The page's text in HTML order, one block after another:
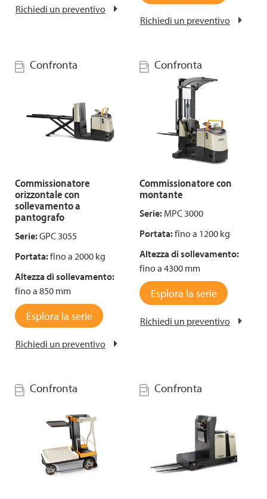
Richiedi un preventivo
Richiedi un preventivo
Confronta
Commissionatore
orizzontale con
sollevamento a
pantografo
Serie:GPC 3055
Portata:fino a 2000 kg
Altezza di sollevamento:
fino a 850 mm
Esplora la serie
Richiedi un preventivo
Confronta
Commissionatore con
montante
Serie: MPC 3000
Portata:fino a 1200 kg
Altezza di sollevamento:
fino a 4300 mm
Esplora la serie
Richiedi un preventivo
Confronta Confronta